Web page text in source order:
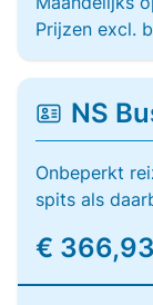
Prijzen excl.
NS
Onbeperkt
spits als
€